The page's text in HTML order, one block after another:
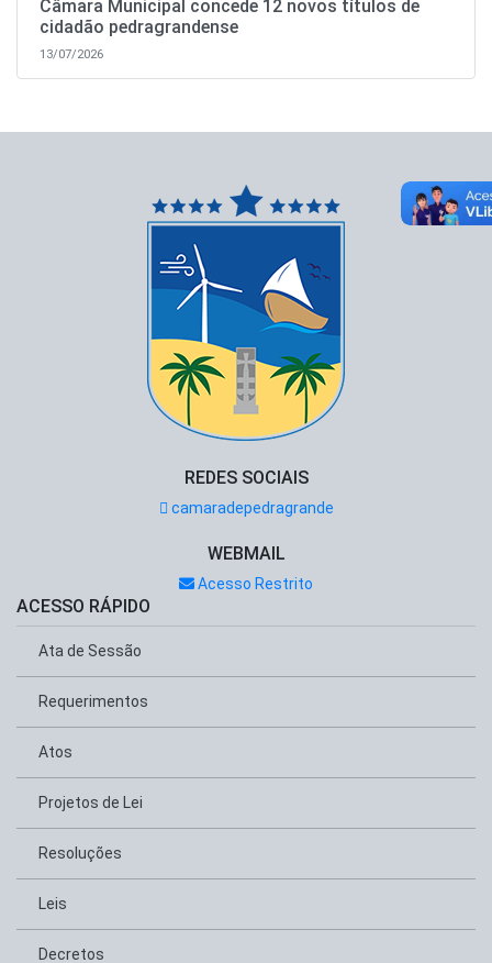
Câmara Municipal concede 12 novos títulos de
cidadão pedragrandense
13/07/2026
REDES SOCIAIS
camaradepedragrande
WEBMAIL
Acesso Restrito
ACESSO RÁPIDO
Ata de Sessão
Requerimentos
Atos
Projetos de Lei
Resoluções
Leis
Decretos